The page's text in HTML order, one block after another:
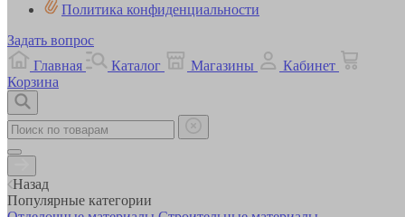
Политика конфиденциальности
Задать вопрос
Главная
Каталог Магазины
Кабинет
Корзина
Назад
Популярные категории